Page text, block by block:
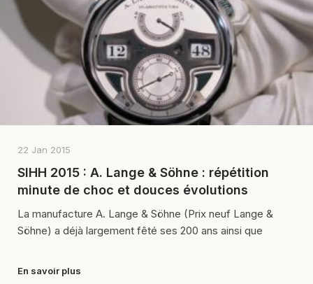
22 Jan 2015
SIHH 2015 : A. Lange & Söhne : répétition
minute de choc et douces évolutions
La manufacture A. Lange & Söhne (Prix neuf Lange &
Söhne) a déjà largement fêté ses 200 ans ainsi que
En savoir plus